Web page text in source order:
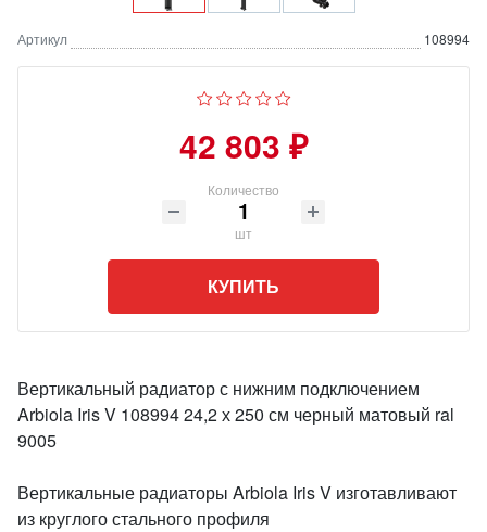
Артикул 108994
42 803 ₽
Количество
шт
КУПИТЬ
Вертикальный радиатор с нижним подключением
Arbiola Iris V 108994 24,2 х 250 см черный матовый ral
9005
Вертикальные радиаторы Arbiola Iris V изготавливают
из круглого стального профиля